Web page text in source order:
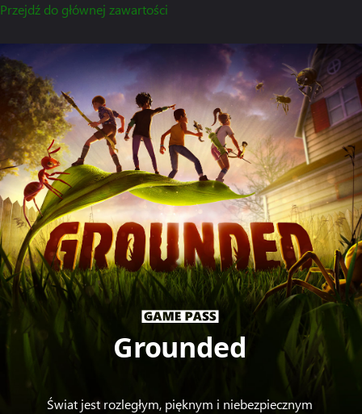
Przejdź do głównej zawartości
Grounded
Świat jest rozległym, pięknym i niebezpiecznym